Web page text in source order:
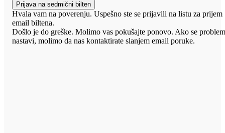
Prijava na sedmični bilten
Hvala vam na poverenju. Uspešno ste se prijavili na listu za prijem
email biltena.
Došlo je do greške. Molimo vas pokušajte ponovo. Ako se
nastavi, molimo da nas kontaktirate slanjem email poruke.